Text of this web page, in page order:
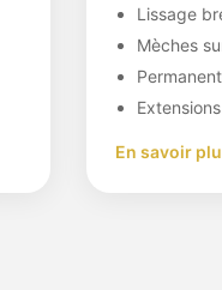
Lissage
Mèches
En savoir